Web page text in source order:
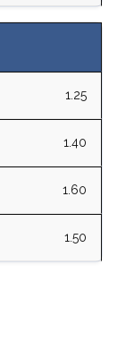
1.25
1.40
1.60
1.50